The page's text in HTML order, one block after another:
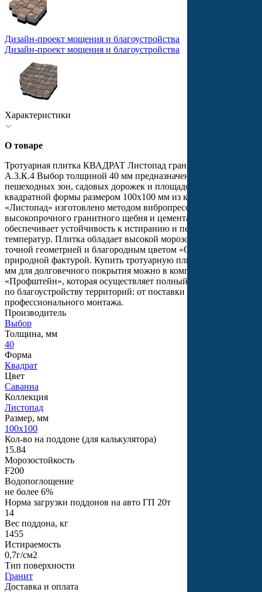
Дизайн-проект мощения и благоустройства
Дизайн-проект мощения и благоустройства
Характеристики
О товаре
Тротуарная плитка КВАДРАТ Листопад гранит Саванна
А.3.К.4 Выбор толщиной 40 мм предназначена для мощения
пешеходных зон, садовых дорожек и площадок. Изделие
квадратной формы размером 100х100 мм из коллекции
«Листопад» изготовлено методом вибропрессования из
высокопрочного гранитного щебня и цемента, что
обеспечивает устойчивость к истиранию и перепадам
температур. Плитка обладает высокой морозостойкостью,
точной геометрией и благородным цветом «Саванна» с
природной фактурой. Купить тротуарную плитку Выбор 40
мм для долговечного покрытия можно в компании
«Профштейн», которая осуществляет полный комплекс работ
по благоустройству территорий: от поставки материалов до
профессионального монтажа.
Производитель
Выбор
Толщина, мм
40
Форма
Квадрат
Цвет
Саванна
Коллекция
Листопад
Размер, мм
100х100
Кол-во на поддоне (для калькулятора)
15.84
Морозостойкость
F200
Водопоглощение
не более 6%
Норма загрузки поддонов на авто ГП 20т
14
Вес поддона, кг
1455
Истираемость
0,7г/см2
Тип поверхности
Гранит
Доставка и оплата